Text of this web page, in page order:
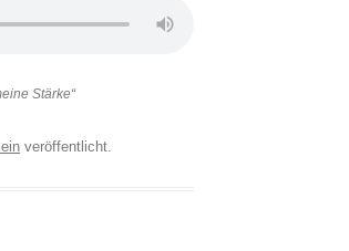
Stärke“
veröffentlicht.